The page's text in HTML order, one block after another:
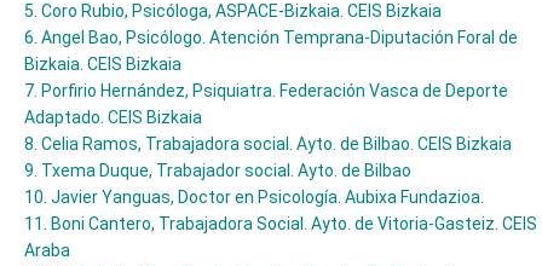
5. Coro Rubio, Psicóloga, ASPACE-Bizkaia. CEIS Bizkaia
6. Angel Bao, Psicólogo. Atención Temprana-Diputación Foral de
Bizkaia. CEIS Bizkaia
7. Porfirio Hernández, Psiquiatra. Federación Vasca de Deporte
Adaptado. CEIS Bizkaia
8. Celia Ramos, Trabajadora social. Ayto. de Bilbao. CEIS Bizkaia
9. Txema Duque, Trabajador social. Ayto. de Bilbao
10. Javier Yanguas, Doctor en Psicología. Aubixa Fundazioa.
11. Boni Cantero, Trabajadora Social. Ayto. de Vitoria-Gasteiz. CEIS
Araba